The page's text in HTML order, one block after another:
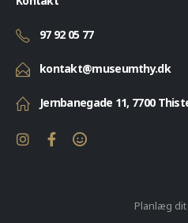
97 92 05 77
kontakt@museumthy.dk
Jernbanegade 11, 7700
Planlæg